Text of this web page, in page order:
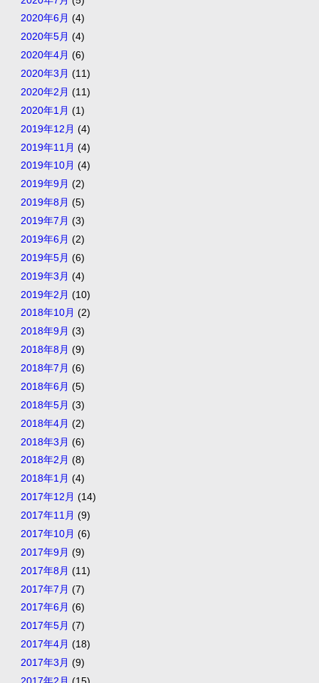
2020年6月 (4)
2020年5月 (4)
2020年4月 (6)
2020年3月 (11)
2020年2月 (11)
2020年1月 (1)
2019年12月 (4)
2019年11月 (4)
2019年10月 (4)
2019年9月 (2)
2019年8月 (5)
2019年7月 (3)
2019年6月 (2)
2019年5月 (6)
2019年3月 (4)
2019年2月 (10)
2018年10月 (2)
2018年9月 (3)
2018年8月 (9)
2018年7月 (6)
2018年6月 (5)
2018年5月 (3)
2018年4月 (2)
2018年3月 (6)
2018年2月 (8)
2018年1月 (4)
2017年12月 (14)
2017年11月 (9)
2017年10月 (6)
2017年9月 (9)
2017年8月 (11)
2017年7月 (7)
2017年6月 (6)
2017年5月 (7)
2017年4月 (18)
2017年3月 (9)